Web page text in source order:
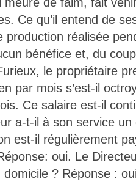
Ce qu’il entend de
réalisée
bénéfice et, du
le propriétaire
par mois s’est-il
Ce salaire est-il
a-t-il à son service
est-il régulièrement
oui. Le
? Réponse :